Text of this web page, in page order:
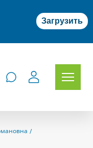
Загрузить